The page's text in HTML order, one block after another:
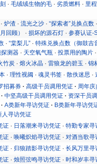
·毛绒绒生物的毛 ·劣质燃料 · 里
·炉渣 ·流光之沙 ·“探索者”兑换点数
回顾） ·损坏的源石灯 ·参赛认证-
·“棠梨儿” ·特殊兑换点数（御鼓吉
测器 · 天空氧气瓶 ·投票用的陶片
竹炭 ·熔火冰晶 ·雷狼龙的碧玉 ·锦
·理性视阈 ·魂灵书签 ·散佚迷思 ·
招募券 高级干员调用凭证 周年
中坚高级干员调用凭证 资深干员
Α类新年寻访凭证 Β类新年寻访凭
人寻访凭证
证 · 日落潮来寻访凭证 ·特勤专家寻
证 ·唤曦炽焰寻访凭证 ·对酒当歌寻
证 · 归狼踏影寻访凭证 ·长风万里寻
证 ·烛照弦鸣寻访凭证 · 时和岁丰寻